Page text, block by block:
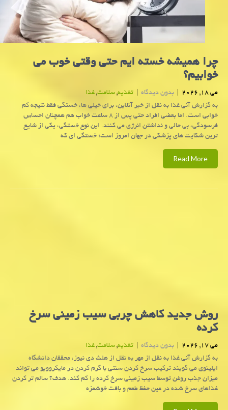
چرا همیشه خسته ایم حتی وقتی خوب می
خوابیم؟
می 18, 2026 | بدون دیدگاه | تغذیه,سلامت,غذا
به گزارش آنی غذا به نقل از خبر آنلاین، برای خیلی ها، خستگی فقط نتیجه کم
خوابی است. اما بعضی افراد حتی پس از ۸ ساعت خواب هم همچنان احساس
فرسودگی، بی حالی و نداشتن انرژی می کنند. این نوع خستگی، یکی از شایع
ترین شکایت های پزشکی در جهان امروز است؛ خستگی ای که
Read More
روش جدید کاهش چربی سیب زمینی سرخ
کرده
می 17, 2026 | بدون دیدگاه | تغذیه,سلامت,غذا
به گزارش آنی غذا به نقل از مهر به نقل از هلث دی نیوز، محققان دانشگاه
ایلینوی می گویند ترکیب سرخ کردن سنتی با گرم کردن در مایکروویو می تواند
میزان جذب روغن توسط سیب زمینی سرخ کرده را کم کند. هدف؟ سالم تر کردن
غذاهای سرخ شده در عین حفظ طعم و بافت خوشمزه